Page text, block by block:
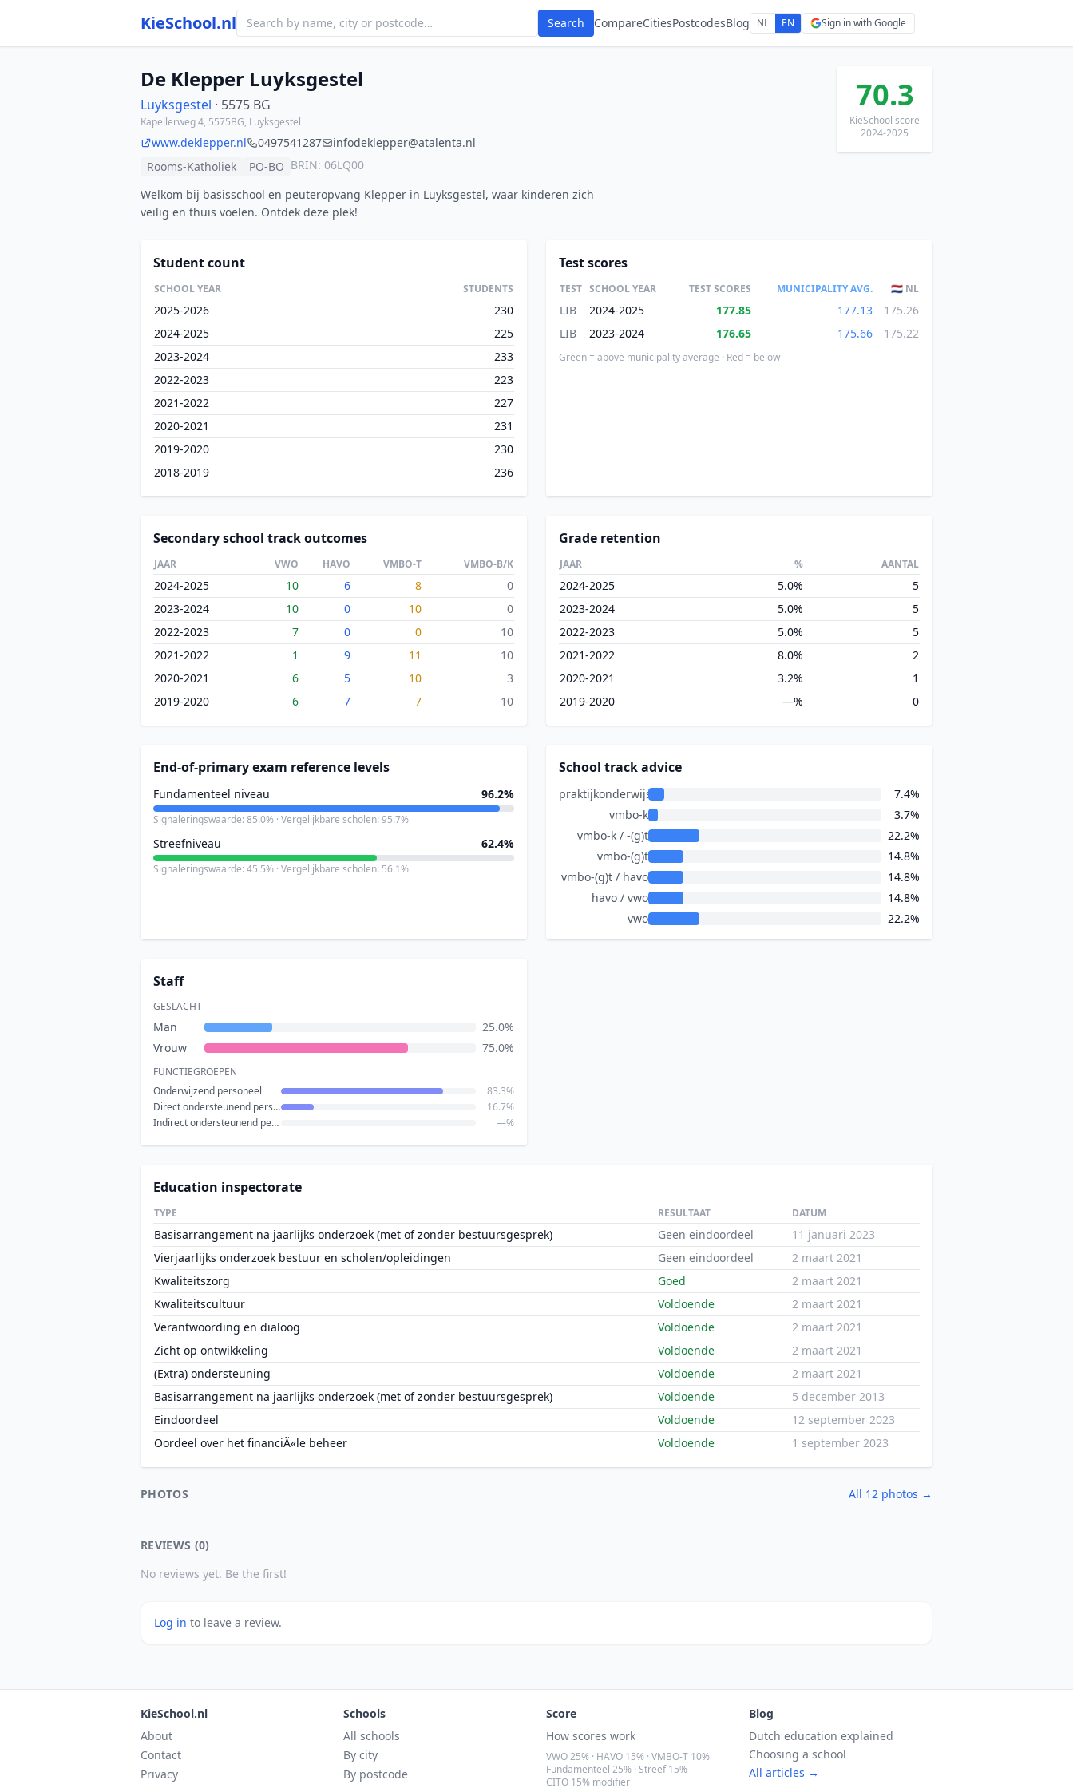
KieSchool.nl Search CompareCitiesPostcodesBlog NL EN Sign in with Google
De Klepper Luyksgestel
Luyksgestel · 5575 BG
Kapellerweg 4, 5575BG, Luyksgestel
www.deklepper.nl 0497541287
infodeklepper@atalenta.nl
Rooms-Katholiek
PO-BO BRIN: 06LQ00
Welkom bij basisschool en peuteropvang Klepper in Luyksgestel, waar kinderen zich
veilig en thuis voelen. Ontdek deze plek!
70.3
KieSchool score
2024-2025
Student count
SCHOOL YEAR STUDENTS
2025-2026
230
2024-2025
225
2023-2024
233
2022-2023
223
2021-2022
227
2020-2021
231
2019-2020
230
2018-2019
236
Test scores
TEST SCHOOL YEAR TEST SCORES MUNICIPALITY AVG. 🇳🇱 NL
LIB 2024-2025 177.85 177.13
175.26
LIB
2023-2024 176.65 175.66 175.22
Green = above municipality average · Red = below
Secondary school track outcomes
JAAR VWO HAVO VMBO-T VMBO-B/K
2024-2025 10 6 8
0
2023-2024
10 0 10
0
2022-2023
7 0 0
10
2021-2022
1 9 11
10
2020-2021
6 5 10
3
2019-2020
6 7 7 10
Grade retention
JAAR % AANTAL
2024-2025 5.0%
5
2023-2024
5.0%
5
2022-2023
5.0%
5
2021-2022
8.0%
2
2020-2021
3.2%
1
2019-2020
—% 0
End-of-primary exam reference levels
Fundamenteel niveau 96.2%
Signaleringswaarde: 85.0% · Vergelijkbare scholen: 95.7%
Streefniveau 62.4%
Signaleringswaarde: 45.5% · Vergelijkbare scholen: 56.1%
School track advice
praktijkonderwijs
7.4%
vmbo-k
3.7%
vmbo-k / -(g)t
22.2%
vmbo-(g)t
14.8%
vmbo-(g)t / havo
14.8%
havo / vwo
14.8%
vwo
22.2%
Staff
GESLACHT
Man
25.0%
Vrouw
75.0%
FUNCTIEGROEPEN
Onderwijzend personeel
83.3%
Direct ondersteunend personeel
16.7%
Indirect ondersteunend personeel
—%
Education inspectorate
TYPE RESULTAAT DATUM
Basisarrangement na jaarlijks onderzoek (met of zonder bestuursgesprek) Geen eindoordeel
11 januari 2023
Vierjaarlijks onderzoek bestuur en scholen/opleidingen
Geen eindoordeel
2 maart 2021
Kwaliteitszorg
Goed
2 maart 2021
Kwaliteitscultuur
Voldoende
2 maart 2021
Verantwoording en dialoog
Voldoende
2 maart 2021
Zicht op ontwikkeling
Voldoende
2 maart 2021
(Extra) ondersteuning
Voldoende
2 maart 2021
Basisarrangement na jaarlijks onderzoek (met of zonder bestuursgesprek)
Voldoende
5 december 2013
Eindoordeel
Voldoende
12 september 2023
Oordeel over het financiÃ«le beheer
Voldoende 1 september 2023
PHOTOS All 12 photos →
REVIEWS (0)
No reviews yet. Be the first!
Log in to leave a review.
KieSchool.nl
About
Contact
Privacy
Schools
All schools
By city
By postcode
Score
How scores work
VWO 25% · HAVO 15% · VMBO-T 10%
Fundamenteel 25% · Streef 15%
CITO 15% modifier
Blog
Dutch education explained
Choosing a school
All articles →